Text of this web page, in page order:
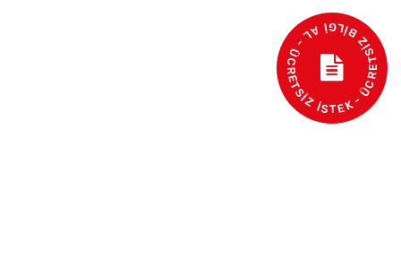
- ÜCRETSİZ BİLGİ AL - ÜCRETSİZ İSTEK